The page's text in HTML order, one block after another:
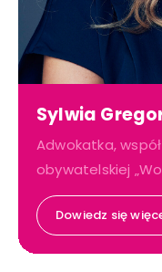
Sylwia
Adwokatka,
obywatelskiej
Dowiedz się